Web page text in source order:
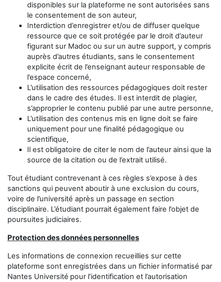
disponibles sur la plateforme ne sont autorisées sans
le consentement de son auteur,
Interdiction d’enregistrer et/ou de diffuser quelque
ressource que ce soit protégée par le droit d’auteur
figurant sur Madoc ou sur un autre support, y compris
auprès d’autres étudiants, sans le consentement
explicite écrit de l’enseignant auteur responsable de
l’espace concerné,
L’utilisation des ressources pédagogiques doit rester
dans le cadre des études. Il est interdit de plagier,
s’approprier le contenu publié par une autre personne,
L’utilisation des contenus mis en ligne doit se faire
uniquement pour une finalité pédagogique ou
scientifique,
Il est obligatoire de citer le nom de l’auteur ainsi que la
source de la citation ou de l’extrait utilisé.
Tout étudiant contrevenant à ces règles s’expose à des
sanctions qui peuvent aboutir à une exclusion du cours,
voire de l’université après un passage en section
disciplinaire. L’étudiant pourrait également faire l’objet de
poursuites judiciaires.
Protection des données personnelles
Les informations de connexion recueillies sur cette
plateforme sont enregistrées dans un fichier informatisé par
Nantes Université pour l’identification et l’autorisation